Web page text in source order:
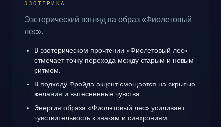
ЭЗОТЕРИКА
Эзотерический взгляд на образ «Фиолетовый
лес».
В эзотерическом прочтении «Фиолетовый лес»
отмечает точку перехода между старым и новым
ритмом.
В подходу Фрейда акцент смещается на скрытые
желания и вытесненные чувства.
Энергия образа «Фиолетовый лес» усиливает
чувствительность к знакам и синхрониям.